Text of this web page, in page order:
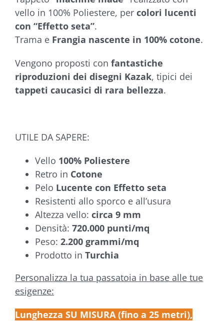
vello in 100% Poliestere, per colori lucenti
con “Effetto seta”.
Trama e Frangia nascente in 100% cotone.
Vengono proposti con fantastiche
riproduzioni dei disegni Kazak, tipici dei
tappeti caucasici di rara bellezza.
UTILE DA SAPERE:
Vello 100% Poliestere
Retro in Cotone
Pelo Lucente con Effetto seta
Resistenti allo sporco e all’usura
Altezza vello: circa 9 mm
Densità: 720.000 punti/mq
Peso: 2.200 grammi/mq
Prodotto in Turchia
Personalizza la tua passatoia in base alle tue
esigenze:
Lunghezza SU MISURA (fino a 25 metri),